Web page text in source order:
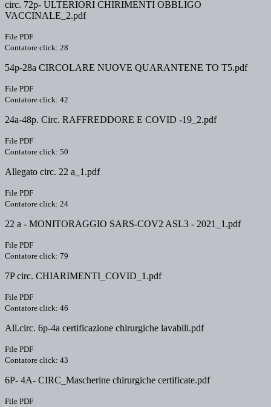
circ. 72p- ULTERIORI CHIRIMENTI OBBLIGO
VACCINALE_2.pdf
File PDF
Contatore click: 28
54p-28a CIRCOLARE NUOVE QUARANTENE TO T5.pdf
File PDF
Contatore click: 42
24a-48p. Circ. RAFFREDDORE E COVID -19_2.pdf
File PDF
Contatore click: 50
Allegato circ. 22 a_1.pdf
File PDF
Contatore click: 24
22 a - MONITORAGGIO SARS-COV2 ASL3 - 2021_1.pdf
File PDF
Contatore click: 79
7P circ. CHIARIMENTI_COVID_1.pdf
File PDF
Contatore click: 46
All.circ. 6p-4a certificazione chirurgiche lavabili.pdf
File PDF
Contatore click: 43
6P- 4A- CIRC_Mascherine chirurgiche certificate.pdf
File PDF